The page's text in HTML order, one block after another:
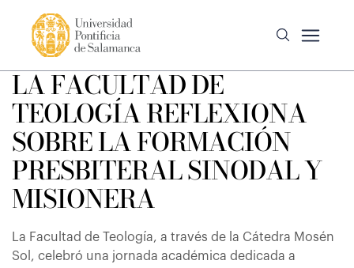
LA FACULTAD DE
TEOLOGÍA REFLEXIONA
SOBRE LA FORMACIÓN
PRESBITERAL SINODAL Y
MISIONERA
La Facultad de Teología, a través de la Cátedra Mosén
Sol, celebró una jornada académica dedicada a